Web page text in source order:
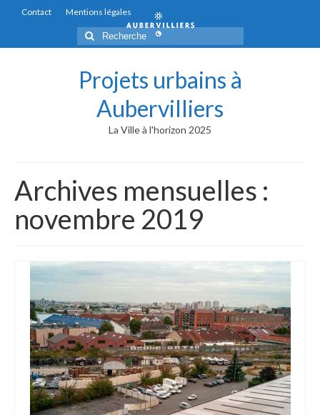
Contact Mentions légales
Rechercher
:
Projets urbains à
Aubervilliers
La Ville à l'horizon 2025
Archives mensuelles :
novembre 2019